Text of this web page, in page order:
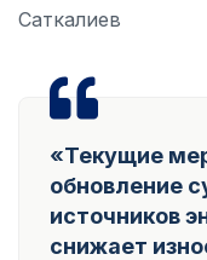
Саткалиев
«Текущие
обновление
источников
снижает